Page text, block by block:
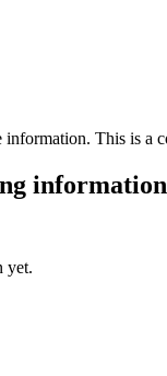
information. This is
yet.